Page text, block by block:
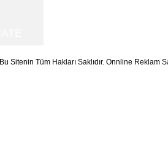
Bu Sitenin Tüm Hakları Saklıdır. Onnline